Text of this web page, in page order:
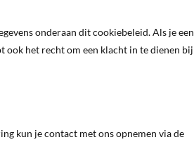
onderaan dit cookiebeleid. Als je een
ook het recht om een klacht in te dienen bij
kun je contact met ons opnemen via de